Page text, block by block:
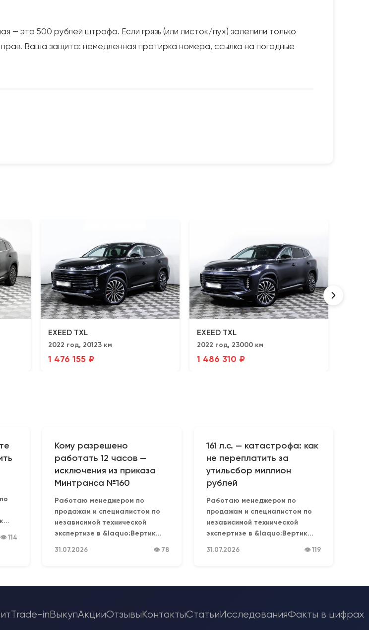
— это 500 рублей штрафа. Если грязь (или листок/пух) залепили только
Ваша защита: немедленная протирка номера, ссылка на погодные
EXEED TXL
2022 год, 20123 км
1 476 155 ₽
EXEED TXL
2022 год, 23000 км
1 486 310 ₽
👁 114
Кому разрешено
работать 12 часов —
исключения из приказа
Минтранса №160
Работаю менеджером по
продажам и специалистом по
независимой технической
экспертизе в &laquo;Вертик...
31.07.2026 👁 78
161 л.с. — катастрофа: как
не переплатить за
утильсбор миллион
рублей
Работаю менеджером по
продажам и специалистом по
независимой технической
экспертизе в &laquo;Вертик...
31.07.2026 👁 119
Trade-inВыкупАкцииОтзывыКонтактыСтатьиИсследованияФакты в цифрах